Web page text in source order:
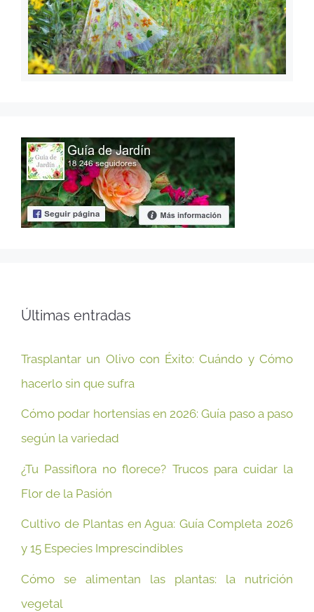
Últimas entradas
Trasplantar un Olivo con Éxito: Cuándo y Cómo
hacerlo sin que sufra
Cómo podar hortensias en 2026: Guía paso a paso
según la variedad
¿Tu Passiflora no florece? Trucos para cuidar la
Flor de la Pasión
Cultivo de Plantas en Agua: Guía Completa 2026
y 15 Especies Imprescindibles
Cómo se alimentan las plantas: la nutrición
vegetal